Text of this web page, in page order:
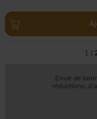
1
Envie de
réductions,